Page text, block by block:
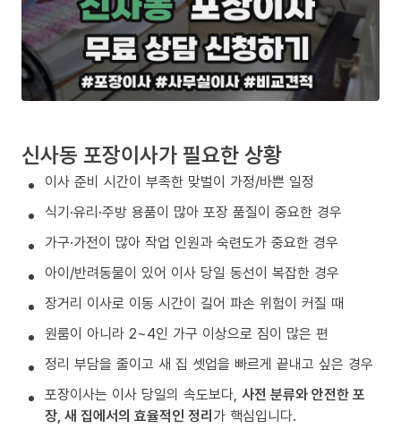
신사동 포장이사가 필요한 상황
이사 준비 시간이 부족한 맞벌이 가정/바쁜 일정
식기·유리·주방 용품이 많아 포장 품질이 중요한 경우
가구·가전이 많아 작업 인원과 숙련도가 중요한 경우
아이/반려동물이 있어 이사 당일 동선이 복잡한 경우
장거리 이사로 이동 시간이 길어 파손 위험이 커질 때
원룸이 아니라 2~4인 가구 이상으로 짐이 많은 편
정리 부담을 줄이고 새 집 셋업을 빠르게 끝내고 싶은 경우
포장이사는 이사 당일의 속도보다, 사전 분류와 안전한 포
장, 새 집에서의 효율적인 정리가 핵심입니다.